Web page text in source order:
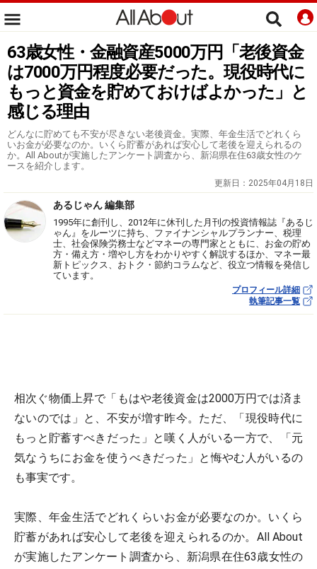
63歳女性・金融資産5000万円「老後資金
は7000万円程度必要だった。現役時代に
もっと資金を貯めておけばよかった」と
感じる理由
どんなに貯めても不安が尽きない老後資金。実際、年金生活でどれくら
いお金が必要なのか。いくら貯蓄があれば安心して老後を迎えられるの
か。All Aboutが実施したアンケート調査から、新潟県在住63歳女性のケ
ースを紹介します。
更新日： 2025年04月18日
あるじゃん 編集部
1995年に創刊し、2012年に休刊した月刊の投資情報誌『あるじ
ゃん』をルーツに持ち、ファイナンシャルプランナー、税理
士、社会保険労務士などマネーの専門家とともに、お金の貯め
方・備え方・増やし方をわかりやすく解説するほか、マネー最
新トピックス、おトク・節約コラムなど、役立つ情報を発信し
ています。
プロフィール詳細
執筆記事一覧
相次ぐ物価上昇で「もはや老後資金は2000万円では済ま
ないのでは」と、不安が増す昨今。ただ、「現役時代に
もっと貯蓄すべきだった」と嘆く人がいる一方で、「元
気なうちにお金を使うべきだった」と悔やむ人がいるの
も事実です。
実際、年金生活でどれくらいお金が必要なのか。いくら
貯蓄があれば安心して老後を迎えられるのか。All About
が実施したアンケート調査から、新潟県在住63歳女性の